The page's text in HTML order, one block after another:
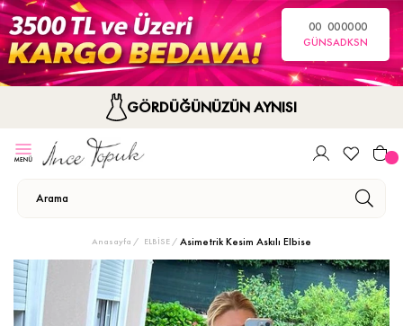
00
GÜN
00
SA
00
DK
00
SN
GÖRDÜĞÜNÜZÜN AYNISI
Anasayfa ELBİSE Asimetrik Kesim Askılı Elbise